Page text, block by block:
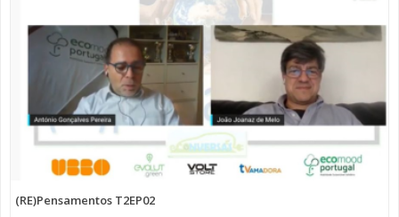
(RE)Pensamentos T2EP02